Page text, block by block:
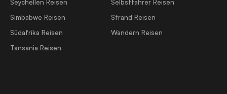
Seychellen Reisen
Simbabwe Reisen
Südafrika Reisen
Tansania Reisen
Selbstfahrer Reisen
Strand Reisen
Wandern Reisen